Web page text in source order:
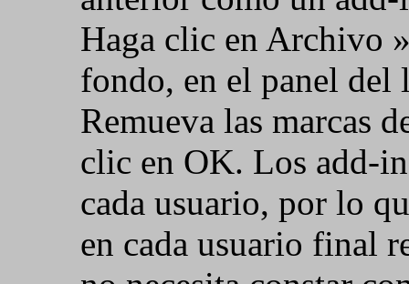
Haga clic en Archivo
fondo, en el panel del
Remueva las marcas
clic en OK. Los add-
cada usuario, por lo
en cada usuario final